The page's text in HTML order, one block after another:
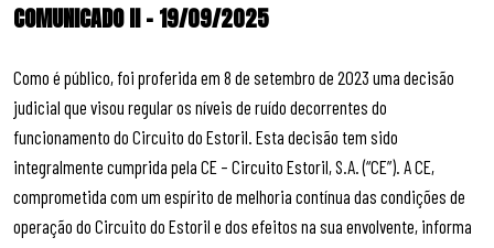
COMUNICADO II – 19/09/2025
Como é público, foi proferida em 8 de setembro de 2023 uma decisão
judicial que visou regular os níveis de ruído decorrentes do
funcionamento do Circuito do Estoril. Esta decisão tem sido
integralmente cumprida pela CE – Circuito Estoril, S.A. (“CE”). A CE,
comprometida com um espírito de melhoria contínua das condições de
operação do Circuito do Estoril e dos efeitos na sua envolvente, informa